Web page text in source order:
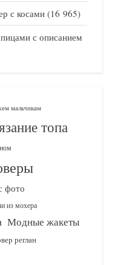
с косами (16 965)
с описанием
мальчикам
топа
фото
из мохера
Модные жакеты
реглан